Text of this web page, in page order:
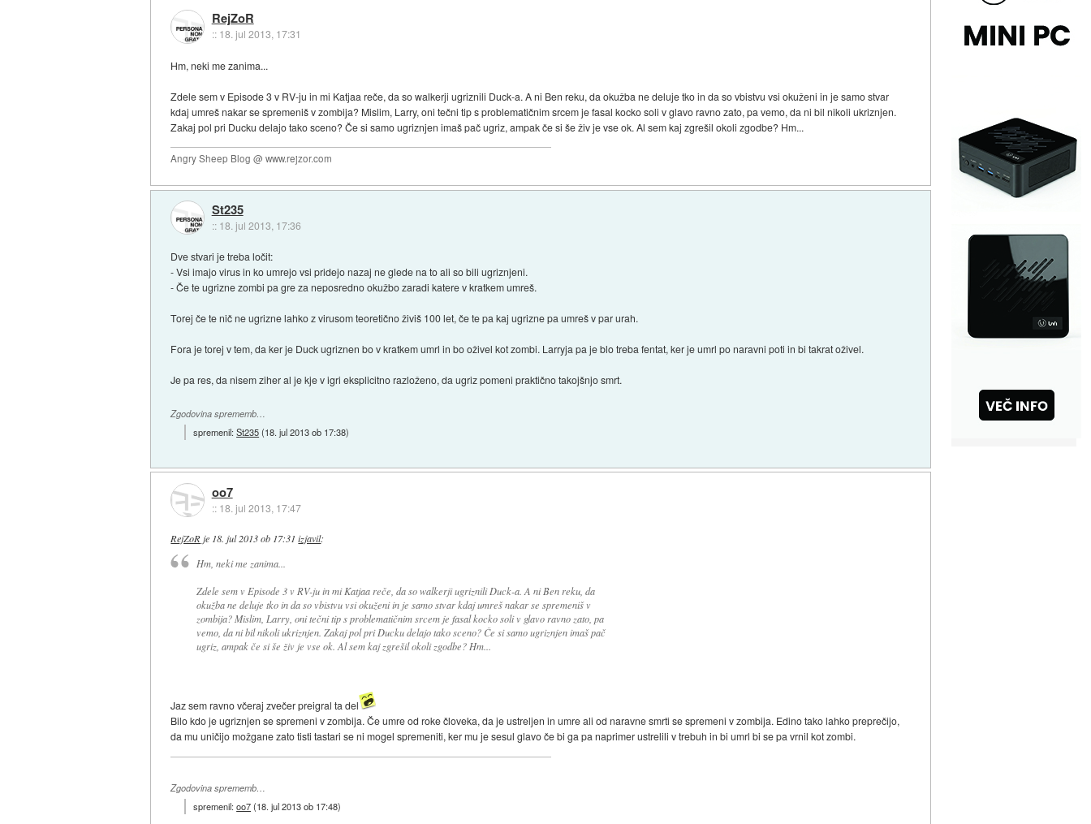
RejZoR
:: 18. jul 2013, 17:31
Hm, neki me zanima...
Zdele sem v Episode 3 v RV-ju in mi Katjaa reče, da so walkerji ugriznili Duck-a. A ni Ben reku, da okužba ne deluje tko in da so vbistvu vsi okuženi in je samo stvar
kdaj umreš nakar se spremeniš v zombija? Mislim, Larry, oni tečni tip s problematičnim srcem je fasal kocko soli v glavo ravno zato, pa vemo, da ni bil nikoli ukriznjen.
Zakaj pol pri Ducku delajo tako sceno? Če si samo ugriznjen imaš pač ugriz, ampak če si še živ je vse ok. Al sem kaj zgrešil okoli zgodbe? Hm...
Angry Sheep Blog @ www.rejzor.com
St235
:: 18. jul 2013, 17:36
Dve stvari je treba ločit:
- Vsi imajo virus in ko umrejo vsi pridejo nazaj ne glede na to ali so bili ugriznjeni.
- Če te ugrizne zombi pa gre za neposredno okužbo zaradi katere v kratkem umreš.
Torej če te nič ne ugrizne lahko z virusom teoretično živiš 100 let, če te pa kaj ugrizne pa umreš v par urah.
Fora je torej v tem, da ker je Duck ugriznen bo v kratkem umrl in bo oživel kot zombi. Larryja pa je blo treba fentat, ker je umrl po naravni poti in bi takrat oživel.
Je pa res, da nisem ziher al je kje v igri eksplicitno razloženo, da ugriz pomeni praktično takojšnjo smrt.
Zgodovina sprememb…
spremenil:St235(18. jul 2013 ob 17:38)
oo7
:: 18. jul 2013, 17:47
RejZoRje 18. jul 2013 ob 17:31 izjavil:
Hm, neki me zanima...
Zdele sem v Episode 3 v RV-ju in mi Katjaa reče, da so walkerji ugriznili Duck-a. A ni Ben reku, da
okužba ne deluje tko in da so vbistvu vsi okuženi in je samo stvar kdaj umreš nakar se spremeniš v
zombija? Mislim, Larry, oni tečni tip s problematičnim srcem je fasal kocko soli v glavo ravno zato, pa
vemo, da ni bil nikoli ukriznjen. Zakaj pol pri Ducku delajo tako sceno? Če si samo ugriznjen imaš pač
ugriz, ampak če si še živ je vse ok. Al sem kaj zgrešil okoli zgodbe? Hm...
Jaz sem ravno včeraj zvečer preigral ta del
Bilo kdo je ugriznjen se spremeni v zombija. Če umre od roke človeka, da je ustreljen in umre ali od naravne smrti se spremeni v zombija. Edino tako lahko preprečijo,
da mu uničijo možgane zato tisti tastari se ni mogel spremeniti, ker mu je sesul glavo če bi ga pa naprimer ustrelili v trebuh in bi umrl bi se pa vrnil kot zombi.
Zgodovina sprememb…
spremenil:oo7(18. jul 2013 ob 17:48)